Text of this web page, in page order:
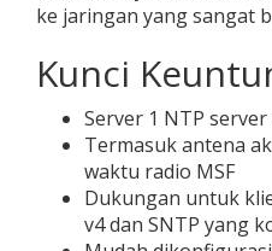
ke jaringan yang sangat
Kunci
Server 1 NTP
Termasuk antena
waktu radio MSF
Dukungan untuk
v4 dan SNTP yang